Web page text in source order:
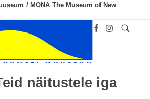
/ MONA The Museum of New
näitustele iga